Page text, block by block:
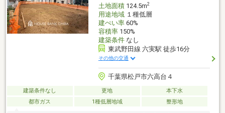
土地面積124.5m2
用途地域１種低層
建ぺい率60%
容積率150%
建築条件なし
東武野田線 六実駅 徒歩16分
その他の交通
千葉県松戸市六高台４
建築条件なし 更地
本下水
都市ガス
1種低層地域 整形地